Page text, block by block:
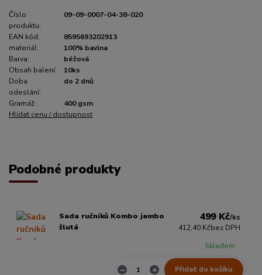
Číslo
produktu:
09-09-0007-04-38-020
EAN kód:
8595693202913
materiál:
100% bavlna
Barva:
béžová
Obsah balení:
10ks
Doba
odeslání:
do 2 dnů
Gramáž:
400 gsm
Hlídat cenu / dostupnost
Podobné produkty
Sada ručníků Kombo jambo
žlutá
499 Kč/ks
412,40 Kčbez DPH
Skladem
Přidat do košíku